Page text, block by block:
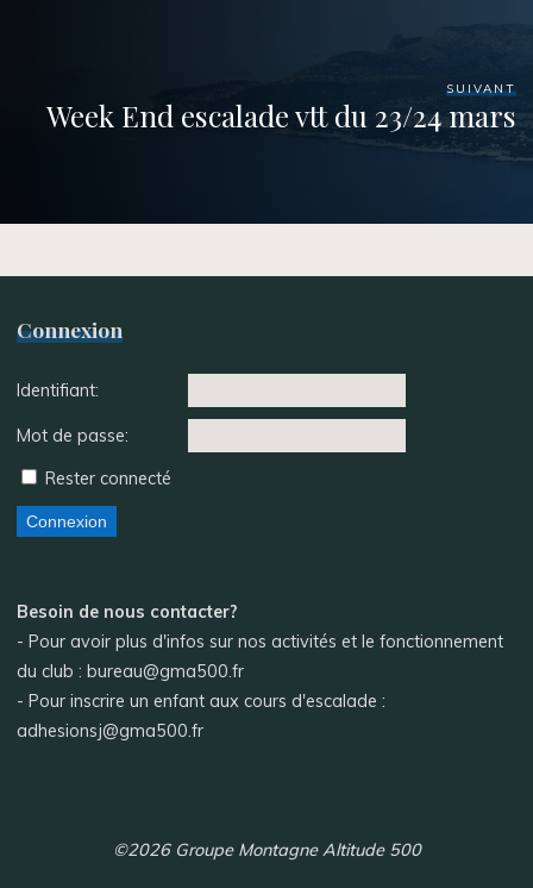
SUIVANT
Week End escalade vtt du 23/24 mars
Connexion
Identifiant:
Mot de passe:
Rester connecté
Connexion
Besoin de nous contacter?
- Pour avoir plus d'infos sur nos activités et le fonctionnement
du club : bureau@gma500.fr
- Pour inscrire un enfant aux cours d'escalade :
adhesionsj@gma500.fr
©2026 Groupe Montagne Altitude 500